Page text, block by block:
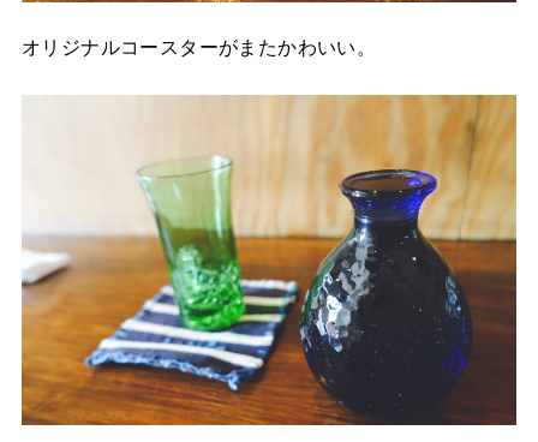
オリジナルコースターがまたかわいい。